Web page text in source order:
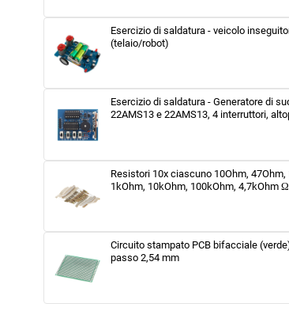
Esercizio di saldatura - veicolo
(telaio/robot)
Esercizio di saldatura - Generatore di
22AMS13 e 22AMS13, 4 interruttori,
Resistori 10x ciascuno 10Ohm, 47Ohm,
1kOhm, 10kOhm, 100kOhm, 4,7kOhm
Circuito stampato PCB bifacciale
passo 2,54 mm